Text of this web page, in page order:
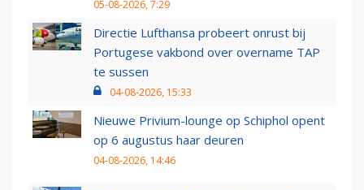
05-08-2026, 7:29
Directie Lufthansa probeert onrust bij
Portugese vakbond over overname TAP
te sussen
04-08-2026, 15:33
Nieuwe Privium-lounge op Schiphol opent
op 6 augustus haar deuren
04-08-2026, 14:46